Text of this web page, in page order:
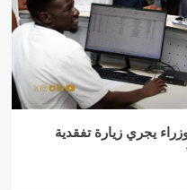
يجري زيارة تفقدية